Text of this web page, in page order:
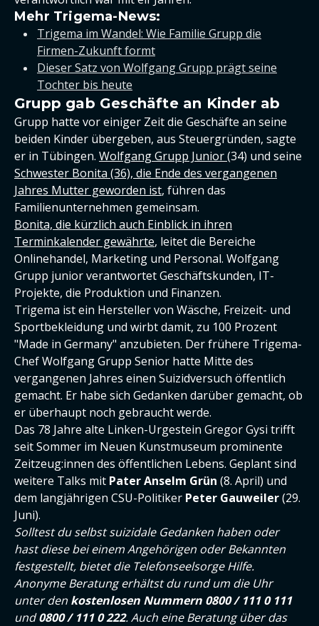
Mehr Trigema-News:
Trigema im Wandel: Wie Familie Grupp die
Firmen-Zukunft formt
Dieser Satz von Wolfgang Grupp prägt seine
Tochter bis heute
Grupp gab Geschäfte an Kinder ab
Grupp hatte vor einiger Zeit die Geschäfte an seine
beiden Kinder übergeben, aus Steuergründen, sagte
er in Tübingen. Wolfgang Grupp Junior(34) und seine
Schwester Bonita (36), die Ende des vergangenen
Jahres Mutter geworden ist, führen das
Familienunternehmen gemeinsam.
Bonita, die kürzlich auch Einblick in ihren
Terminkalender gewährte, leitet die Bereiche
Onlinehandel, Marketing und Personal. Wolfgang
Grupp junior verantwortet Geschäftskunden, IT-
Projekte, die Produktion und Finanzen.
Trigema ist ein Hersteller von Wäsche, Freizeit- und
Sportbekleidung und wirbt damit, zu 100 Prozent
"Made in Germany" anzubieten. Der frühere Trigema-
Chef Wolfgang Grupp Senior hatte Mitte des
vergangenen Jahres einen Suizidversuch öffentlich
gemacht. Er habe sich Gedanken darüber gemacht, ob
er überhaupt noch gebraucht werde.
Das 78 Jahre alte Linken-Urgestein Gregor Gysi trifft
seit Sommer im Neuen Kunstmuseum prominente
Zeitzeug:innen des öffentlichen Lebens. Geplant sind
weitere Talks mit Pater Anselm Grün (8. April) und
dem langjährigen CSU-Politiker Peter Gauweiler(29.
Juni).
Solltest du selbst suizidale Gedanken haben oder
hast diese bei einem Angehörigen oder Bekannten
festgestellt, bietet die Telefonseelsorge Hilfe.
Anonyme Beratung erhältst du rund um die Uhr
unter den kostenlosen Nummern 0800 / 111 0 111
und0800 / 111 0 222. Auch eine Beratung über das